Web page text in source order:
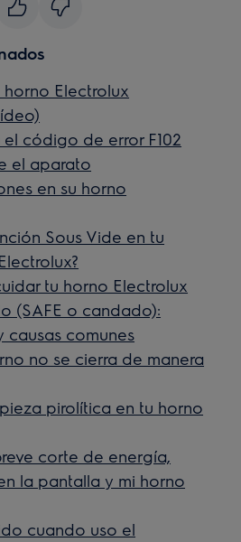
Electrolux
el código de error F102
el aparato
en su horno
Sous Vide en tu
tu horno Electrolux
(SAFE o candado):
comunes
no se cierra de manera
pirolítica en tu horno
corte de energía,
la pantalla y mi horno
cuando uso el